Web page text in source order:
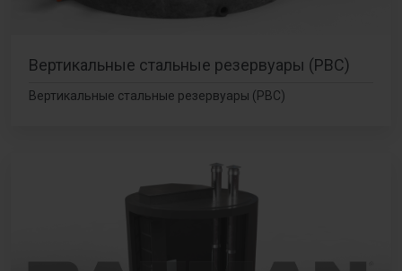
Вертикальные стальные резервуары (РВС)
Вертикальные стальные резервуары (РВС)